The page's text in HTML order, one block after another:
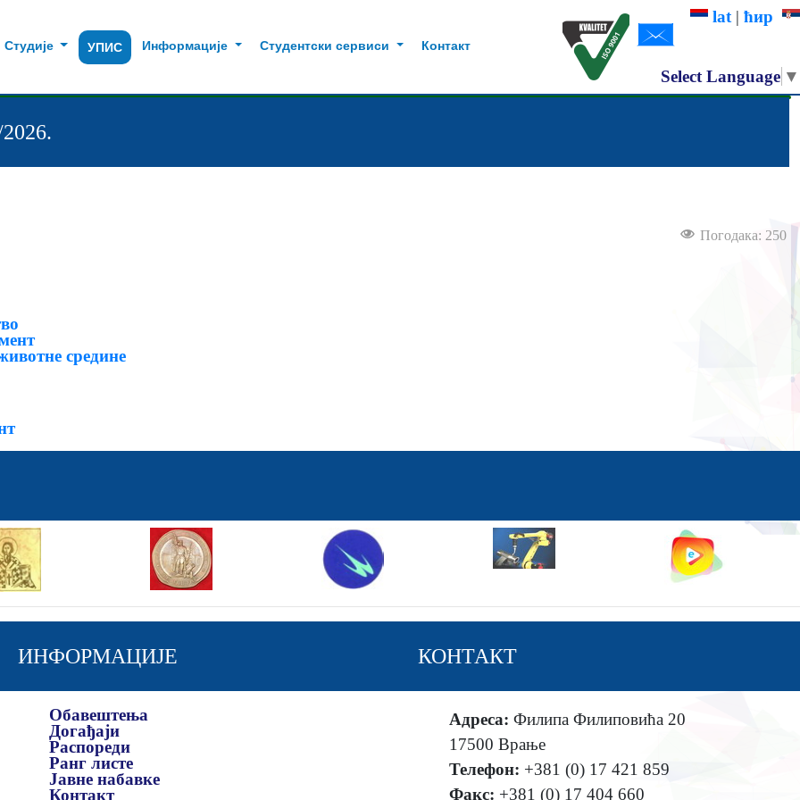
Студије УПИС Информације Студентски сервиси Контакт
lat| ћир
Select Language ▼
Погодака: 250
средине
ИНФОРМАЦИЈЕ
Обавештења
Догађаји
Распореди
Ранг листе
Јавне набавке
Контакт
КОНТАКТ
Адреса: Филипа Филиповића 20
17500 Врање
Телефон: +381 (0) 17 421 859
Факс: +381 (0) 17 404 660